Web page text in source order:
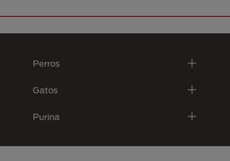
Perros
Gatos
Purina